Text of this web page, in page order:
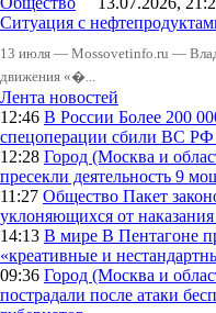
Ситуация с
13 июля — Mossovetinfo.ru —
движения «�...
Лента новостей
12:46 В России Более 200
спецоперации сбили ВС
12:28 Город (Москва и
пресекли деятельность 9
11:27 Общество Пакет
уклоняющихся от
14:13 В мире В Пентагоне
«креативные и
09:36 Город (Москва и
пострадали после атаки